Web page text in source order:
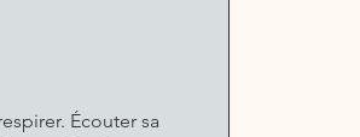
Écouter sa